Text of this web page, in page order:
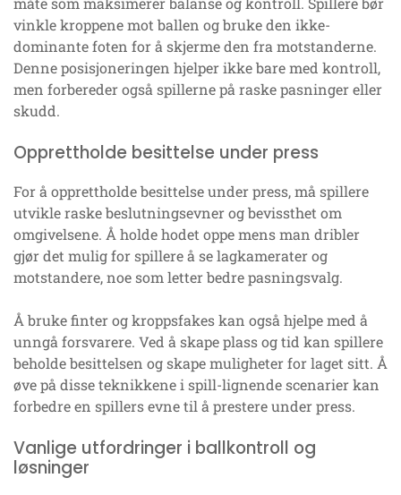
vinkle kroppene mot ballen og bruke den ikke-
dominante foten for å skjerme den fra motstanderne.
Denne posisjoneringen hjelper ikke bare med kontroll,
men forbereder også spillerne på raske pasninger eller
skudd.
Opprettholde besittelse under press
For å opprettholde besittelse under press, må spillere
utvikle raske beslutningsevner og bevissthet om
omgivelsene. Å holde hodet oppe mens man dribler
gjør det mulig for spillere å se lagkamerater og
motstandere, noe som letter bedre pasningsvalg.
Å bruke finter og kroppsfakes kan også hjelpe med å
unngå forsvarere. Ved å skape plass og tid kan spillere
beholde besittelsen og skape muligheter for laget sitt. Å
øve på disse teknikkene i spill-lignende scenarier kan
forbedre en spillers evne til å prestere under press.
Vanlige utfordringer i ballkontroll og
løsninger